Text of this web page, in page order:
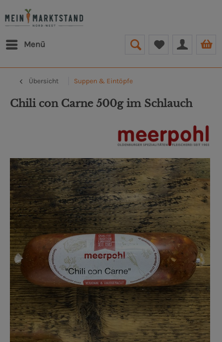
Menü
Übersicht Suppen & Eintöpfe
Chili con Carne 500g im Schlauch